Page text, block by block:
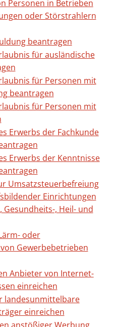
Personen in Betrieben
oder Störstrahlern
beantragen
für ausländische
für Personen mit
beantragen
für Personen mit
Erwerbs der Fachkunde
Erwerbs der Kenntnisse
Umsatzsteuerbefreiung
Einrichtungen
Gesundheits-, Heil- und
oder
Gewerbebetrieben
Anbieter von Internet-
einreichen
landesunmittelbare
einreichen